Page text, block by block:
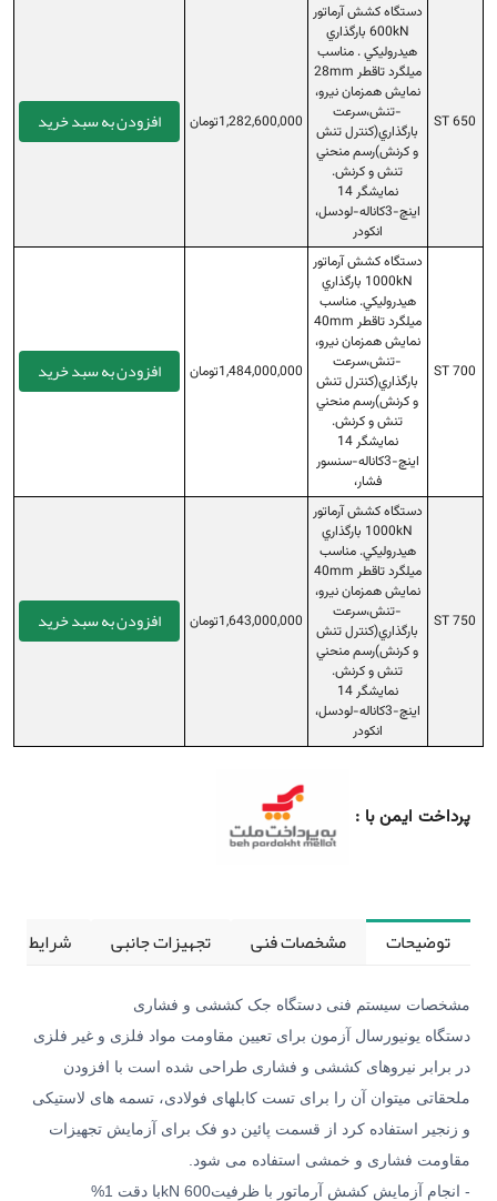
ST 650
دستگاه كشش آرماتور
600kN بارگذاري
هيدروليكي . مناسب
ميلگرد تاقطر 28mm
نمايش همزمان نيرو،
-تنش،سرعت
بارگذاري(كنترل تنش
و كرنش)رسم منحني
تنش و كرنش.
نمايشگر 14
اينچ-3كاناله-لودسل،
انكودر
1,282,600,000تومان افزودن به سبد خرید
ST 700
دستگاه كشش آرماتور
1000kN بارگذاري
هيدروليكي. مناسب
ميلگرد تاقطر 40mm
نمايش همزمان نيرو،
-تنش،سرعت
بارگذاري(كنترل تنش
و كرنش)رسم منحني
تنش و كرنش.
نمايشگر 14
اينچ-3كاناله-سنسور
فشار،
1,484,000,000تومان افزودن به سبد خرید
ST 750
دستگاه كشش آرماتور
1000kN بارگذاري
هيدروليكي. مناسب
ميلگرد تاقطر 40mm
نمايش همزمان نيرو،
-تنش،سرعت
بارگذاري(كنترل تنش
و كرنش)رسم منحني
تنش و كرنش.
نمايشگر 14
اينچ-3كاناله-لودسل،
انكودر
1,643,000,000تومان افزودن به سبد خرید
پرداخت ایمن با :
توضیحات مشخصات فنی تجهیزات جانبی شرایط
مشخصات سیستم فنی دستگاه جک کششی و فشاری
دستگاه یونیورسال آزمون برای تعیین مقاومت مواد فلزی و غیر فلزی
در برابر نیروهای کششی و فشاری طراحی شده است با افزودن
ملحقاتی میتوان آن را برای تست کابلهای فولادی، تسمه های لاستیکی
و زنجیر استفاده کرد از قسمت پائین دو فک برای آزمایش تجهیزات
مقاومت فشاری و خمشی استفاده می شود
- انجام آزمایش کشش آرماتور با ظرفیتkN 600با دقت 1 %